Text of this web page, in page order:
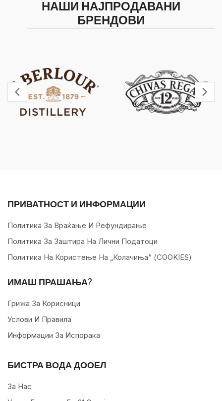
НАШИ НАЈПРОДАВАНИ
БРЕНДОВИ
ПРИВАТНОСТ И ИНФОРМАЦИИ
Политика За Враќање И Рефундирање
Политика За Заштира На Лични Податоци
Политика На Користење На „колачиња“ (COOKIES)
ИМАШ ПРАШАЊА?
Грижа За Корисници
Услови И Правила
Информации За Испорака
БИСТРА ВОДА ДООЕЛ
За Нас